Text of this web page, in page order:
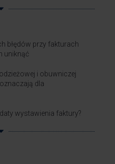
błędów przy fakturach
uniknąć
i obuwniczej
dla
wystawienia faktury?